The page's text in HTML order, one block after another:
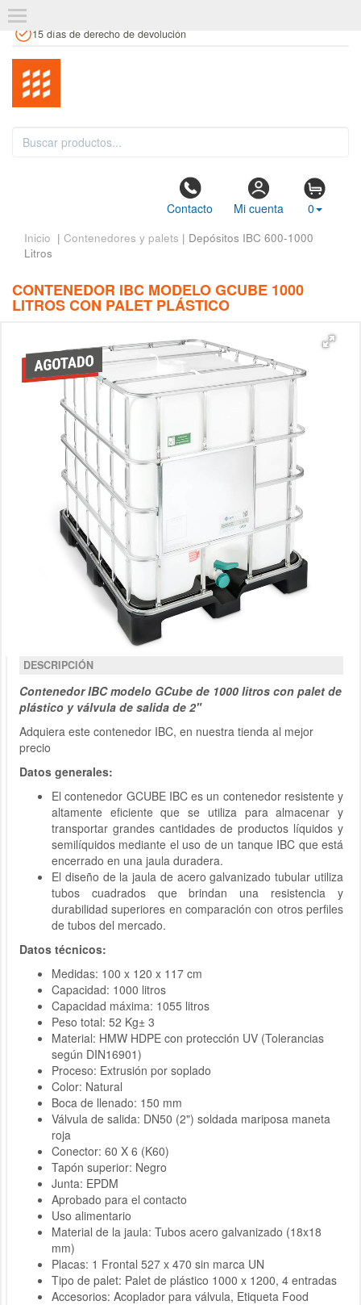
15 días de derecho de devolución
Contacto Mi cuenta 0
Inicio | Contenedores y palets | Depósitos IBC 600-1000
Litros
CONTENEDOR IBC MODELO GCUBE 1000
LITROS CON PALET PLÁSTICO
DESCRIPCIÓN
Contenedor IBC modelo GCube de 1000 litros con palet de
plástico y válvula de salida de 2"
Adquiera este contenedor IBC, en nuestra tienda al mejor
precio
Datos generales:
El contenedor GCUBE IBC es un contenedor resistente y
altamente eficiente que se utiliza para almacenar y
transportar grandes cantidades de productos líquidos y
semilíquidos mediante el uso de un tanque IBC que está
encerrado en una jaula duradera.
El diseño de la jaula de acero galvanizado tubular utiliza
tubos cuadrados que brindan una resistencia y
durabilidad superiores en comparación con otros perfiles
de tubos del mercado.
Datos técnicos:
Medidas: 100 x 120 x 117 cm
Capacidad: 1000 litros
Capacidad máxima: 1055 litros
Peso total: 52 Kg± 3
Material: HMW HDPE con protección UV (Tolerancias
según DIN16901)
Proceso: Extrusión por soplado
Color: Natural
Boca de llenado: 150 mm
Válvula de salida: DN50 (2") soldada mariposa maneta
roja
Conector: 60 X 6 (K60)
Tapón superior: Negro
Junta: EPDM
Aprobado para el contacto
Uso alimentario
Material de la jaula: Tubos acero galvanizado (18x18
mm)
Placas: 1 Frontal 527 x 470 sin marca UN
Tipo de palet: Palet de plástico 1000 x 1200, 4 entradas
Accesorios: Acoplador para válvula, Etiqueta Food